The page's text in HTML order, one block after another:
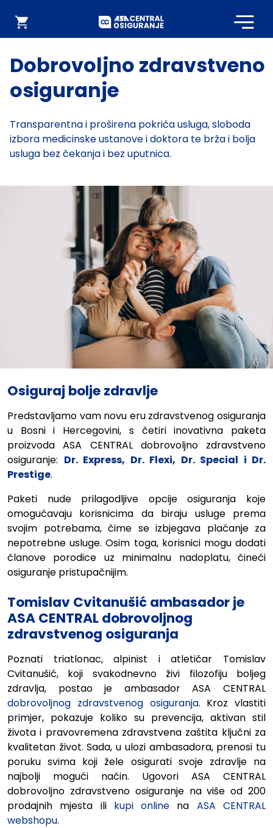
Webshop
Dobrovoljno zdravstveno
osiguranje
Transparentna i proširena pokrića usluga, sloboda
izbora medicinske ustanove i doktora te brža i bolja
usluga bez čekanja i bez uputnica.
Osiguraj bolje zdravlje
Predstavljamo vam novu eru zdravstvenog osiguranja
u Bosni i Hercegovini, s četiri inovativna paketa
proizvoda ASA CENTRAL dobrovoljno zdravstveno
osiguranje: Dr. Express, Dr. Flexi, Dr. Special i Dr.
Prestige.
Paketi nude prilagodljive opcije osiguranja koje
omogućavaju korisnicima da biraju usluge prema
svojim potrebama, čime se izbjegava plaćanje za
nepotrebne usluge. Osim toga, korisnici mogu dodati
članove porodice uz minimalnu nadoplatu, čineći
osiguranje pristupačnijim.
Tomislav Cvitanušić ambasador je
ASA CENTRAL dobrovoljnog
zdravstvenog osiguranja
Poznati triatlonac, alpinist i atletičar Tomislav
Cvitanušić, koji svakodnevno živi filozofiju boljeg
zdravlja, postao je ambasador ASA CENTRAL
dobrovoljnog zdravstvenog osiguranja. Kroz vlastiti
primjer, pokazuje koliko su prevencija, aktivan stil
života i pravovremena zdravstvena zaštita ključni za
kvalitetan život. Sada, u ulozi ambasadora, prenosi tu
poruku svima koji žele osigurati svoje zdravlje na
najbolji mogući način. Ugovori ASA CENTRAL
dobrovoljno zdravstveno osiguranje na više od 200
prodajnih mjesta ili kupi online na ASA CENTRAL
webshopu.